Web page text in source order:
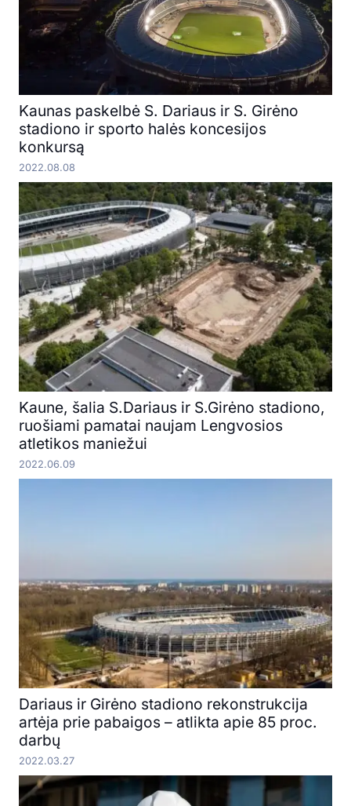
Kaunas paskelbė S. Dariaus ir S. Girėno
stadiono ir sporto halės koncesijos
konkursą
2022.08.08
Kaune, šalia S.Dariaus ir S.Girėno stadiono,
ruošiami pamatai naujam Lengvosios
atletikos maniežui
2022.06.09
Dariaus ir Girėno stadiono rekonstrukcija
artėja prie pabaigos – atlikta apie 85 proc.
darbų
2022.03.27